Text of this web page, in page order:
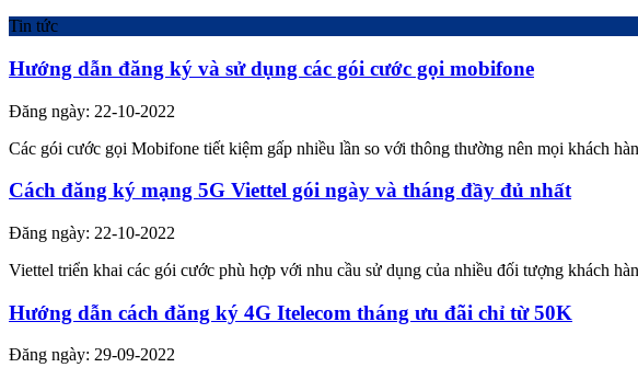
Tin tức
Hướng dẫn đăng ký và sử dụng các gói cước gọi mobifone
Đăng ngày: 22-10-2022
Các gói cước gọi Mobifone tiết kiệm gấp nhiều lần so với thông thường nên mọi khách
Cách đăng ký mạng 5G Viettel gói ngày và tháng đầy đủ nhất
Đăng ngày: 22-10-2022
Viettel triển khai các gói cước phù hợp với nhu cầu sử dụng của nhiều đối tượng khách
Hướng dẫn cách đăng ký 4G Itelecom tháng ưu đãi chỉ từ 50K
Đăng ngày: 29-09-2022